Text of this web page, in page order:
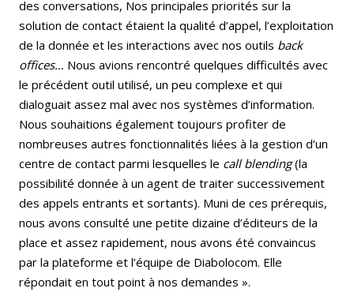
des conversations, Nos principales priorités sur la
solution de contact étaient la qualité d’appel, l’exploitation
de la donnée et les interactions avec nos outils back
offices… Nous avions rencontré quelques difficultés avec
le précédent outil utilisé, un peu complexe et qui
dialoguait assez mal avec nos systèmes d’information.
Nous souhaitions également toujours profiter de
nombreuses autres fonctionnalités liées à la gestion d’un
centre de contact parmi lesquelles le call blending(la
possibilité donnée à un agent de traiter successivement
des appels entrants et sortants). Muni de ces prérequis,
nous avons consulté une petite dizaine d’éditeurs de la
place et assez rapidement, nous avons été convaincus
par la plateforme et l’équipe de Diabolocom. Elle
répondait en tout point à nos demandes ».